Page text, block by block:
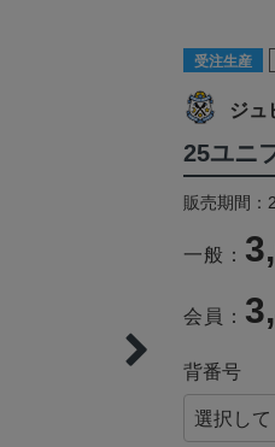
受注生産
ジュ
25ユニ
販売期間
一般：
会員：
背番号